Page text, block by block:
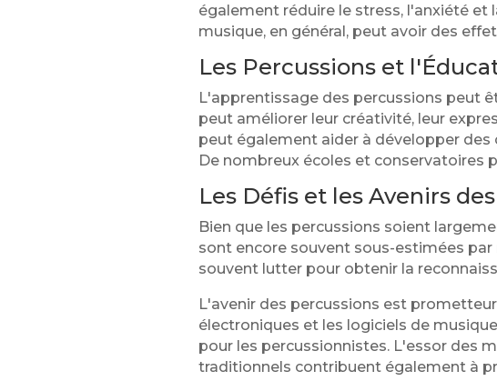
également réduire le stress, l'anxiété
musique, en général, peut avoir des
Les Percussions et
L'apprentissage des percussions peut
peut améliorer leur créativité, leur
peut également aider à développer
De nombreux écoles et conservatoires
Les Défis et les Avenirs
Bien que les percussions soient
sont encore souvent sous-estimées
souvent lutter pour obtenir la
L'avenir des percussions est
électroniques et les logiciels de
pour les percussionnistes. L'essor des
traditionnels contribuent également à